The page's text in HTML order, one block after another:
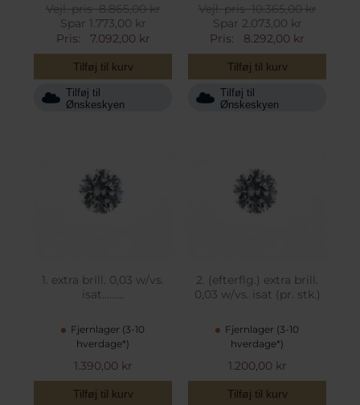
Vejl. pris8.865,00 kr
Spar 1.773,00 kr
Pris:
7.092,00 kr
Tilføj til kurv
Tilføj til
Ønskeskyen
Vejl. pris10.365,00 kr
Spar 2.073,00 kr
Pris:
8.292,00 kr
Tilføj til kurv
Tilføj til
Ønskeskyen
1. extra brill. 0,03 w/vs.
isat.........
Fjernlager (3-10
hverdage*)
1.390,00 kr
Tilføj til kurv
2. (efterflg.) extra brill.
0,03 w/vs. isat (pr. stk.)
Fjernlager (3-10
hverdage*)
1.200,00 kr
Tilføj til kurv